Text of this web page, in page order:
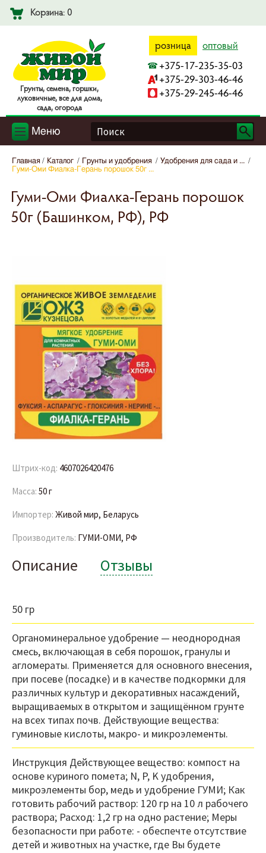
Корзина: 0
Гpyнты, ceмeнa, гopшки,
лyкoвичныe, вce для дoмa,
caдa, oгopoдa
розница оптовый
+375-17-235-35-03
+375-29-303-46-46
+375-29-245-46-46
Меню
Главная Каталог Грунты и удобрения
Удобрения для сада и ...
Гуми-Оми Фиалка-Герань порошок 50г ...
Гуми-Оми Фиалка-Герань порошок
50г (Башинком, РФ), РФ
Штрих-код: 4607026420476
Масса: 50 г
Импортер: Живой мир, Беларусь
Производитель: ГУМИ-ОМИ, РФ
Описание Отзывы
50 гр
Органоминеральное удобрение — неоднородная
смесь, включающая в себя порошок, гранулы и
агломераты. Применяется для основного внесения,
при посеве (посадке) и в качестве подкормки для
различных культур и декоративных насаждений,
выращиваемых в открытом и защищённом грунте
на всех типах почв. Действующие вещества:
гуминовые кислоты, макро- и микроэлементы.
Инструкция Действующее вещество: компост на
основе куриного помета; N, P, K удобрения,
микроэлементы бор, медь и удобрение ГУМИ; Как
готовить рабочий раствор: 120 гр на 10 л рабочего
раствора; Расход: 1,2 гр на одно растение; Меры
безопасности при работе: - обеспечте отсутствие
детей и животных на участке, где Вы будете